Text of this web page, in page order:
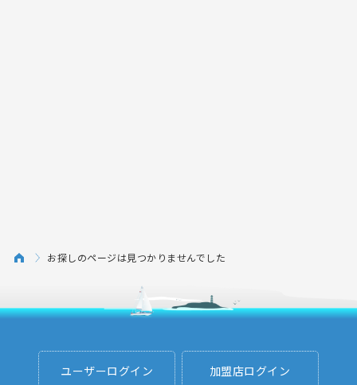
お探しのページは見つかりませんでした
ユーザーログイン 加盟店ログイン